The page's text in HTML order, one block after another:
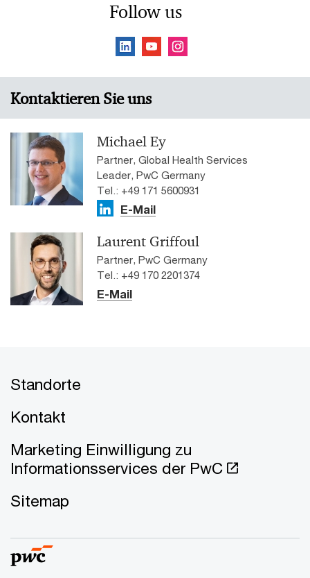
Follow us
Kontaktieren Sie uns
Michael Ey
Partner, Global Health Services
Leader, PwC Germany
Tel.: +49 171 5600931
E-Mail
Laurent Griffoul
Partner, PwC Germany
Tel.: +49 170 2201374
E-Mail
Standorte
Kontakt
Marketing Einwilligung zu
Informationsservices der PwC
Sitemap